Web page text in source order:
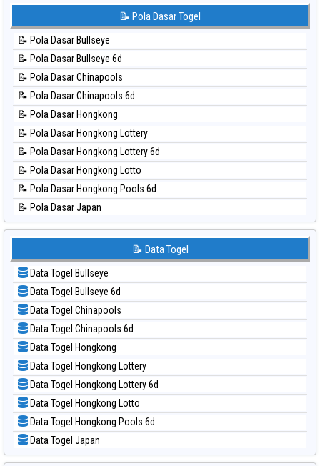
⚽ Bola Hitam Taiwan
📊 Statistik Kuda Lari
📊 Statistik Magnum Cambodia
📊 Statistik Nagoya
📊 Statistik New York Midday
📊 Statistik North Carolina Day
📊 Statistik Pcso
📊 Statistik Pennsylvania Day
📊 Statistik Sao Paulo
📊 Statistik Singapore
📊 Statistik Sydney
📊 Statistik Sydney Lottery
📊 Statistik Sydney Pools 6d
📊 Statistik Taipei
📊 Statistik Taiwan
📝 Pola Dasar Togel
📝 Pola Dasar Bullseye
📝 Pola Dasar Bullseye 6d
📝 Pola Dasar Chinapools
📝 Pola Dasar Chinapools 6d
📝 Pola Dasar Hongkong
📝 Pola Dasar Hongkong Lottery
📝 Pola Dasar Hongkong Lottery 6d
📝 Pola Dasar Hongkong Lotto
📝 Pola Dasar Hongkong Pools 6d
📝 Pola Dasar Japan
📝 Pola Dasar Japan 6d
📝 Pola Dasar Kuda Lari
📝 Pola Dasar Magnum Cambodia
📝 Pola Dasar Nagoya
📝 Pola Dasar North Carolina Day
📝 Pola Dasar Pcso
📝 Pola Dasar Sao Paulo
📝 Pola Dasar Singapore
📝 Pola Dasar Sydney
📝 Pola Dasar Sydney Lottery
📝 Pola Dasar Sydney Lottery 6d
📝 Pola Dasar Sydney Lotto
📝 Data Togel
Data Togel Bullseye
Data Togel Bullseye 6d
Data Togel Chinapools
Data Togel Chinapools 6d
Data Togel Hongkong
Data Togel Hongkong Lottery
Data Togel Hongkong Lottery 6d
Data Togel Hongkong Lotto
Data Togel Hongkong Pools 6d
Data Togel Japan
Data Togel Japan 6d